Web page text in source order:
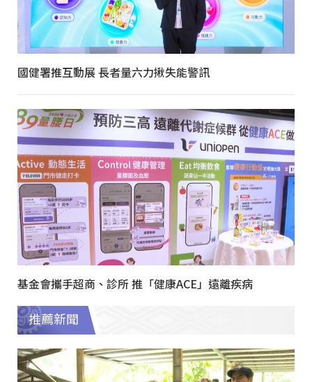
國健署推互動展 長者量六力揪失能警訊
基金會攜手超商、診所 推「健康ACE」遠離疾病
推薦新聞